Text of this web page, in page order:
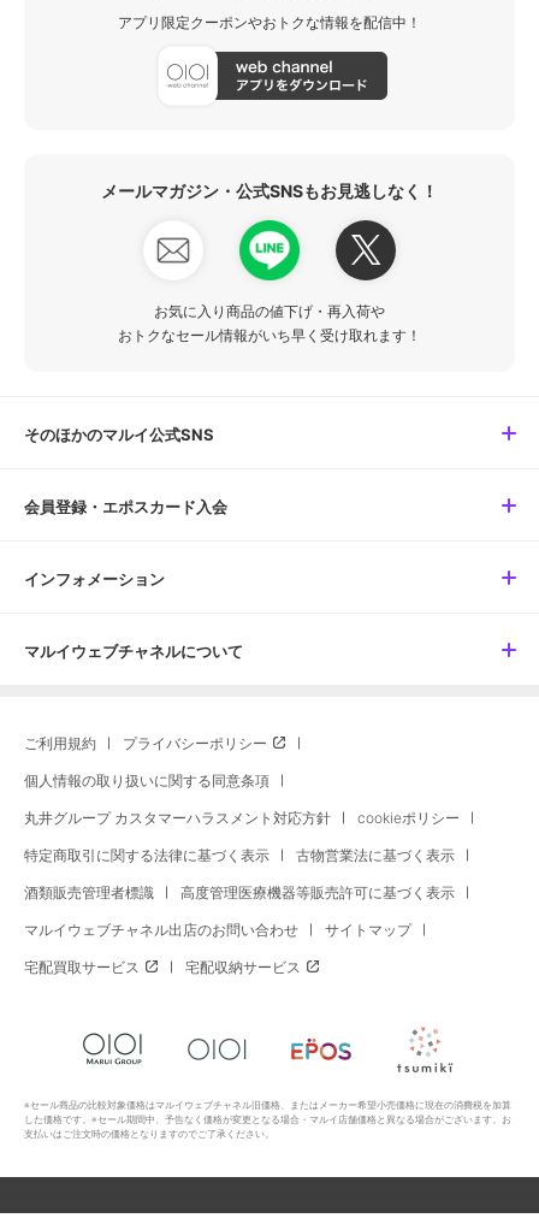
アプリ限定クーポンやおトクな情報を配信中！
メールマガジン・公式SNSもお見逃しなく！
お気に入り商品の値下げ・再入荷や
おトクなセール情報がいち早く受け取れます！
そのほかのマルイ公式SNS
会員登録・エポスカード入会
インフォメーション
マルイウェブチャネルについて
ご利用規約 プライバシーポリシー
個人情報の取り扱いに関する同意条項
丸井グループ カスタマーハラスメント対応方針 cookieポリシー
特定商取引に関する法律に基づく表示 古物営業法に基づく表示
酒類販売管理者標識 高度管理医療機器等販売許可に基づく表示
マルイウェブチャネル出店のお問い合わせ サイトマップ
宅配買取サービス 宅配収納サービス
※セール商品の比較対象価格はマルイウェブチャネル旧価格、またはメーカー希望小売価格に現在の消費税を加算
した価格です。※セール期間中、予告なく価格が変更となる場合・マルイ店舗価格と異なる場合がございます。お
支払いはご注文時の価格となりますのでご了承ください。